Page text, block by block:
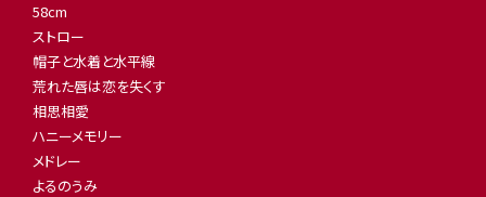
58cm
ストロー
帽子と水着と水平線
荒れた唇は恋を失くす
相思相愛
ハニーメモリー
メドレー
よるのうみ